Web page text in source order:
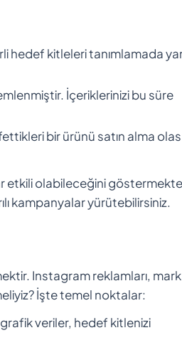
hedef kitleleri tanımlamada
İçeriklerinizi bu süre
bir ürünü satın alma
etkili olabileceğini
kampanyalar yürütebilirsiniz.
Instagram reklamları,
İşte temel noktalar:
veriler, hedef kitlenizi